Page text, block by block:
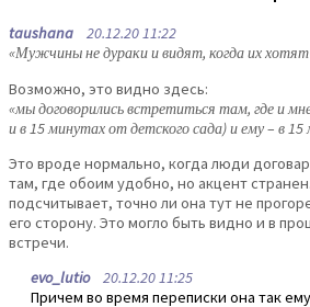
taushana 20.12.20 11:22
«Мужчины не дураки и видят, когда их хотят
Возможно, это видно здесь:
«мы договорились встретиться там, где и
и в 15 минутах от детского сада) и ему – в
Это вроде нормально, когда люди
там, где обоим удобно, но акцент
подсчитывает, точно ли она тут не
его сторону. Это могло быть видно и в
встречи.
evo_lutio20.12.20 11:25
Причем во время переписки она так